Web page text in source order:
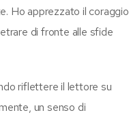
Ho apprezzato il coraggio
di fronte alle sfide
riflettere il lettore su
un senso di